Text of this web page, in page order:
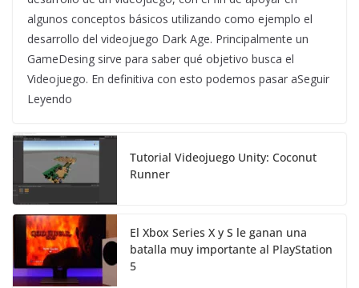
algunos conceptos básicos utilizando como ejemplo el
desarrollo del videojuego Dark Age. Principalmente un
GameDesing sirve para saber qué objetivo busca el
Videojuego. En definitiva con esto podemos pasar aSeguir
Leyendo
Tutorial Videojuego Unity: Coconut
Runner
El Xbox Series X y S le ganan una
batalla muy importante al PlayStation
5